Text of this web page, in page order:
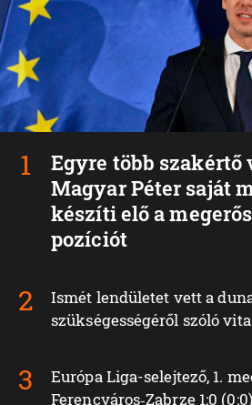
Egyre több szakértő
Magyar Péter saját
készíti elő a
pozíciót
Ismét lendületet vett a
szükségességéről szóló vita
Európa Liga-selejtező, 1.
Ferencváros‑Zabrze 1:0 (0:0)